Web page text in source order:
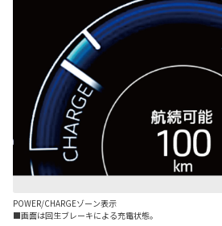
POWER/CHARGEゾーン表示
■画面は回生ブレーキによる充電状態。